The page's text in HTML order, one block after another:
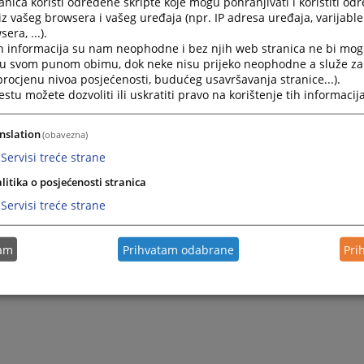
osnovano je Odjeljenje ovog suda u Istočnom
kancelarija, privredno odjeljenje i registar
ukidanjem bivših sudova za prekršaje ovom
prekršaje Sokolac, Pale i Kasindo.
u sklopu Osnovnog suda u Sokocu funkcioniše i
Sarajevu sa svim nadležnostima kao i u sjedištu suda.
sud u Sokocu mjesno je nadležan za područje opština :
Istočna Ilidža, Istočni Stari Grad i Trnovo, a za
predmete iz oblasti poreskih i carinskih prekršaja,
mjesne nadležnosti Okružnog suda u Istočnom Sarajevu .
vašeg browsera i vašeg uređaja (npr. IP adresa uređaja,
...).
informacija su nam neophodne i bez njih web stranica ne bi
svom punom obimu, dok neke nisu prijeko neophodne a služe
nivoa posjećenosti, budućeg usavršavanja stranice...).
možete dozvoliti ili uskratiti pravo na korištenje tih
(obavezna)
Servisi treće strane
o posjećenosti stranica
Servisi treće strane
Prihvatam odabrane